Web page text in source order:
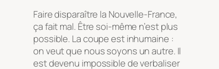
Faire disparaître la Nouvelle-France,
ça fait mal. Être soi-même n’est plus
possible. La coupe est inhumaine :
on veut que nous soyons un autre. Il
est devenu impossible de verbaliser